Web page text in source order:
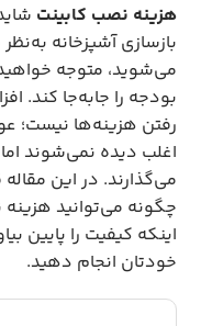
هزینه نصب کابینت
بازسازی آشپزخانه به‌نظر
می‌شوید، متوجه
بودجه را جابه‌جا کند.
رفتن هزینه‌ها نیست؛
اغلب دیده نمی‌شوند
می‌گذارند. در این
چگونه می‌توانید
اینکه کیفیت را پایین
خودتان انجام دهید.